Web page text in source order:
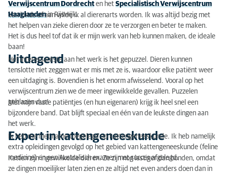
Verwijscentrum Dordrecht en het Specialistisch Verwijscentrum
Haaglandenin Rijswijk.
Van kinds af aan wilde ik al dierenarts worden. Ik was altijd bezig met
het helpen van zieke dieren door ze te verzorgen en beter te maken.
Het is dus heel tof dat ik er mijn werk van heb kunnen maken, de ideale
baan!
Uitdagend
Het interessantste aan het werk is het gepuzzel. Dieren kunnen
tenslotte niet zeggen wat er mis met ze is, waardoor elke patiënt weer
een uitdaging is. Bovendien is het enorm afwisselend. Vooral op het
verwijscentrum zien we de meer ingewikkelde gevallen. Puzzelen
geblazen dus!
Met mijn vaste patiëntjes (en hun eigenaren) krijg ik heel snel een
bijzondere band. Dat blijft speciaal en één van de leukste dingen aan
het werk.
Expert in kattengeneeskunde
Ik heb me met name toegelegd op kattengeneeskunde. Ik heb namelijk
extra opleidingen gevolgd op het gebied van kattengeneeskunde (feline
medicine) en een Australisch examen met succes afgelegd.
Katten zijn ingewikkelde dieren. Ze zijn nog lastiger dan honden, omdat
ze dingen moeilijker laten zien en ze altijd net even anders doen dan in